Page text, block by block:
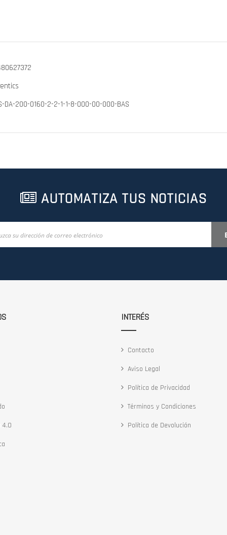
DA-200-0160-2-2-1-1-8-000-00-000-BAS
AUTOMATIZA TUS NOTICIAS
4.0
INTERÉS
Contacto
Aviso Legal
Política de Privacidad
Términos y Condiciones
Política de Devolución